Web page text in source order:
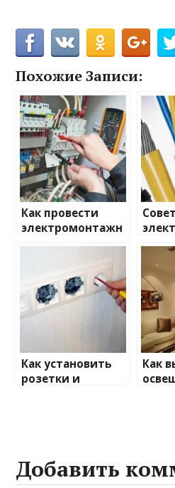
Похожие Записи:
Как провести
электромонтажн
ые работы
для
Как установить
розетки и
Как
Добавить